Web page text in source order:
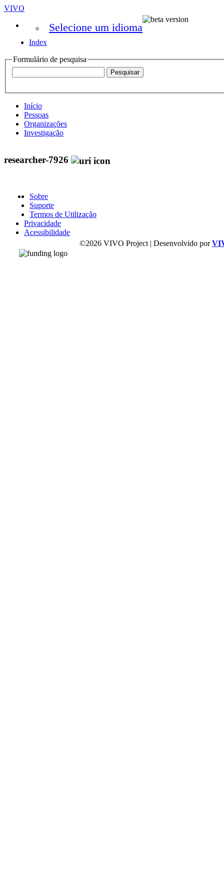
VIVO
Selecione um idioma
Index
Formulário de pesquisa
Início
Pessoas
Organizações
Investigação
researcher-7926
Sobre
Suporte
Termos de Utilização
Privacidade
Acessibilidade
©2026 VIVO Project | Desenvolvido por